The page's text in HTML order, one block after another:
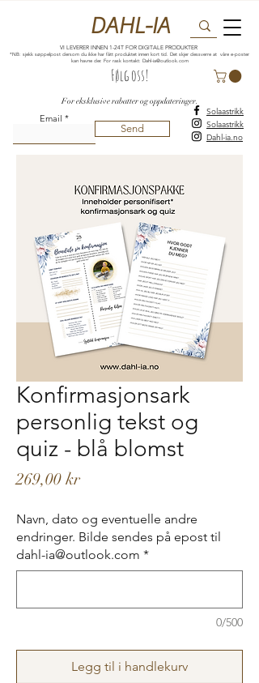
VI LEVERER INNEN 1-24T FOR DIGITALE PRODUKTER
*NB: sjekk søppelpost dersom du ikke har fått produktet innen kort tid. Det skjer dessverre at våre e-poster
kan havne der. For rask kontakt: Dahl-ia@outlook.com
DAHL-IA
For eksklusive rabatter og oppdateringer.
Følg oss!
Email
Send
Solaastrikk
Solaastrikk
Dahl-ia.no
Konfirmasjonsark
personlig tekst og
quiz - blå blomst
269,00 krPris
Navn, dato og eventuelle andre
endringer. Bilde sendes på epost til
dahl-ia@outlook.com *
0/500
Legg til i handlekurv